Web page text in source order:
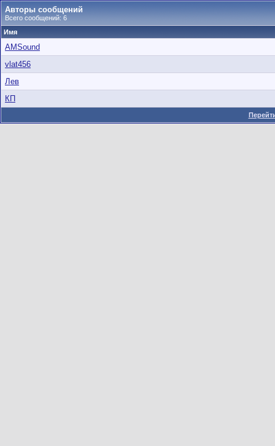
Авторы сообщений
Всего сообщений: 6
Имя
AMSound
vlat456
Лев
КП